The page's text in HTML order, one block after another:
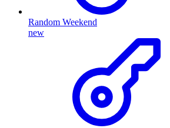
Random Weekend
new